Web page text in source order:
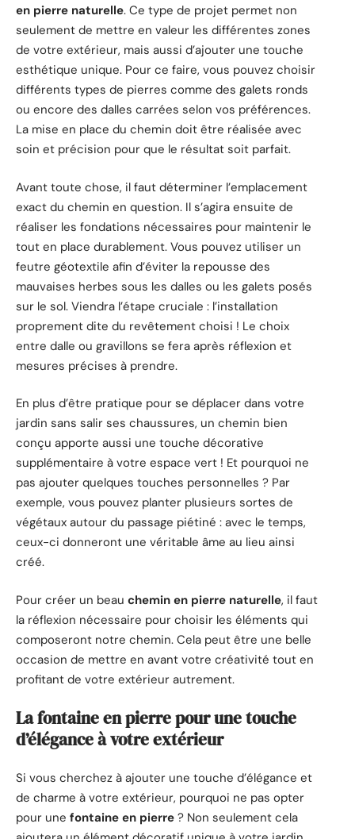
en pierre naturelle. Ce type de projet permet non
seulement de mettre en valeur les différentes zones
de votre extérieur, mais aussi d’ajouter une touche
esthétique unique. Pour ce faire, vous pouvez choisir
différents types de pierres comme des galets ronds
ou encore des dalles carrées selon vos préférences.
La mise en place du chemin doit être réalisée avec
soin et précision pour que le résultat soit parfait.
Avant toute chose, il faut déterminer l’emplacement
exact du chemin en question. Il s’agira ensuite de
réaliser les fondations nécessaires pour maintenir le
tout en place durablement. Vous pouvez utiliser un
feutre géotextile afin d’éviter la repousse des
mauvaises herbes sous les dalles ou les galets posés
sur le sol. Viendra l’étape cruciale : l’installation
proprement dite du revêtement choisi ! Le choix
entre dalle ou gravillons se fera après réflexion et
mesures précises à prendre.
En plus d’être pratique pour se déplacer dans votre
jardin sans salir ses chaussures, un chemin bien
conçu apporte aussi une touche décorative
supplémentaire à votre espace vert ! Et pourquoi ne
pas ajouter quelques touches personnelles ? Par
exemple, vous pouvez planter plusieurs sortes de
végétaux autour du passage piétiné : avec le temps,
ceux-ci donneront une véritable âme au lieu ainsi
créé.
Pour créer un beau chemin en pierre naturelle, il faut
la réflexion nécessaire pour choisir les éléments qui
composeront notre chemin. Cela peut être une belle
occasion de mettre en avant votre créativité tout en
profitant de votre extérieur autrement.
La fontaine en pierre pour une touche
d’élégance à votre extérieur
Si vous cherchez à ajouter une touche d’élégance et
de charme à votre extérieur, pourquoi ne pas opter
pour une fontaine en pierre ? Non seulement cela